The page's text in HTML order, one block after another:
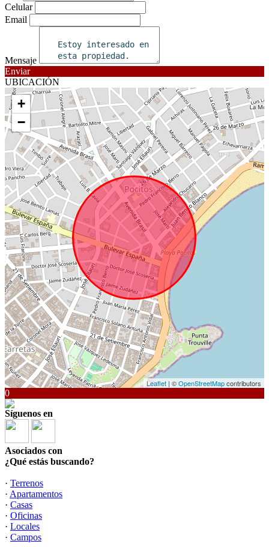
Celular
Email
Mensaje
Enviar
UBICACIÓN
+
−
Leaflet | ©OpenStreetMapcontributors
0
Síguenos en
Asociados con
¿Qué estás buscando?
· Terrenos
· Apartamentos
· Casas
· Oficinas
· Locales
· Campos